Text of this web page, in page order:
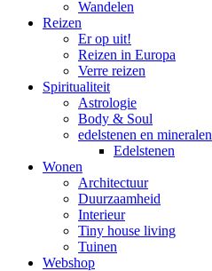
Wandelen
Reizen
Er op uit!
Reizen in Europa
Verre reizen
Spiritualiteit
Astrologie
Body & Soul
edelstenen en mineralen
Edelstenen
Wonen
Architectuur
Duurzaamheid
Interieur
Tiny house living
Tuinen
Webshop